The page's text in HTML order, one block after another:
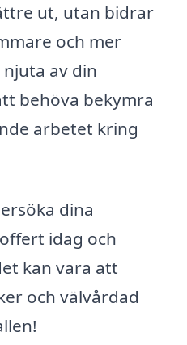
ut, utan bidrar
och mer
av din
behöva bekymra
arbetet kring
dina
idag och
kan vara att
och välvårdad